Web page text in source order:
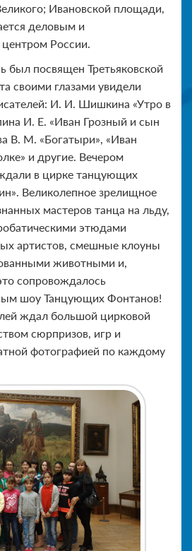
Ивановской площади,
деловым и
России.
посвящен Третьяковской
своими глазами увидели
И. И. Шишкина «Утро в
И. Е. «Иван Грозный и сын
В. М. «Богатыри», «Иван
и другие. Вечером
в цирке танцующих
Великолепное зрелищное
мастеров танца на льду,
этюдами
артистов, смешные клоуны
животными и,
сопровождалось
шоу Танцующих Фонтанов!
ждал большой цирковой
сюрпризов, игр и
фотографией по каждому